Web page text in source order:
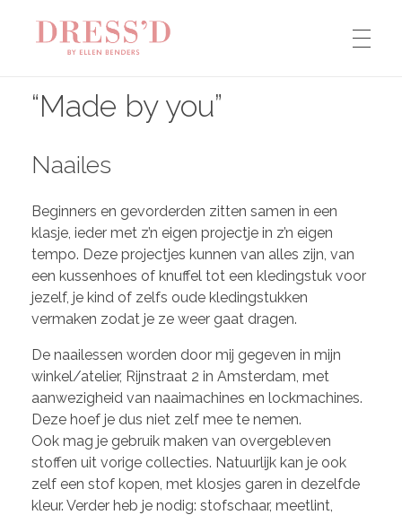
Ellen Benders Modeontwerper
MAATWERK
TROUWJURKEN
NAAILES
ONTWERP & STYLING
BLOG
“Made by you”
Naailes
Beginners en gevorderden zitten samen in een
klasje, ieder met z’n eigen projectje in z’n eigen
tempo. Deze projectjes kunnen van alles zijn, van
een kussenhoes of knuffel tot een kledingstuk voor
jezelf, je kind of zelfs oude kledingstukken
vermaken zodat je ze weer gaat dragen.
De naailessen worden door mij gegeven in mijn
winkel/atelier, Rijnstraat 2 in Amsterdam, met
aanwezigheid van naaimachines en lockmachines.
Deze hoef je dus niet zelf mee te nemen.
Ook mag je gebruik maken van overgebleven
stoffen uit vorige collecties. Natuurlijk kan je ook
zelf een stof kopen, met klosjes garen in dezelfde
kleur. Verder heb je nodig: stofschaar, meetlint,